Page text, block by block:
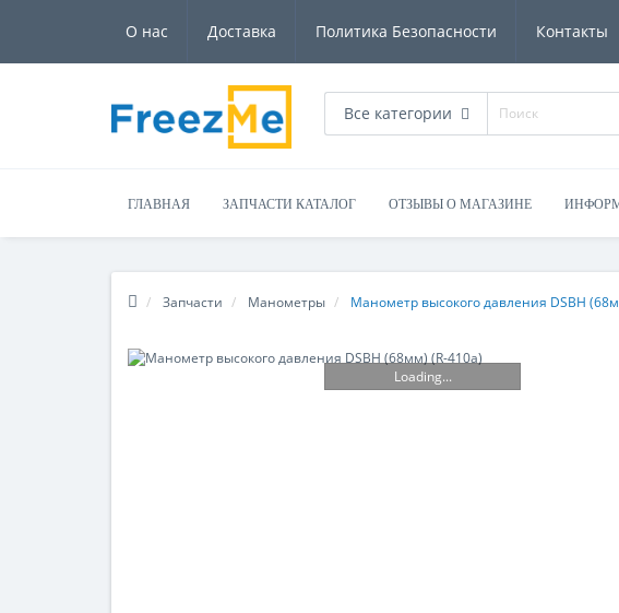
О нас Доставка Политика Безопасности Контакты
Все категории
ГЛАВНАЯ ЗАПЧАСТИ КАТАЛОГ ОТЗЫВЫ О МАГАЗИНЕ
Запчасти Манометры Манометр высокого давления DSBH
Loading...